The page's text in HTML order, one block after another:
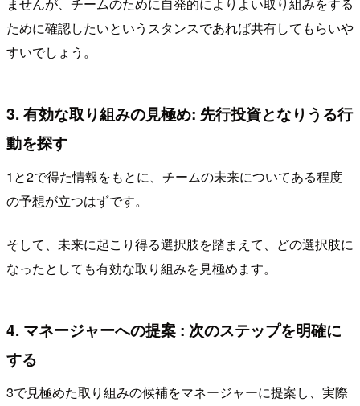
ために確認したいというスタンスであれば共有してもらいや
すいでしょう。
3. 有効な取り組みの見極め: 先行投資となりうる行
動を探す
1と2で得た情報をもとに、チームの未来についてある程度
の予想が立つはずです。
そして、未来に起こり得る選択肢を踏まえて、どの選択肢に
なったとしても有効な取り組みを見極めます。
4. マネージャーへの提案 : 次のステップを明確に
する
3で見極めた取り組みの候補をマネージャーに提案し、実際